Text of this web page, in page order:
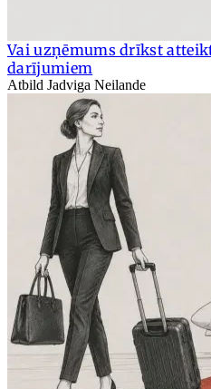
Vai uzņēmums drīkst
darījumiem
Atbild Jadviga Neilande